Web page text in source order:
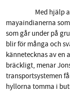
Med hjälp
mayaindianerna
som går under på
blir för många och
kännetecknas av en
bräckligt, menar
transportsystemen
hyllorna tomma i